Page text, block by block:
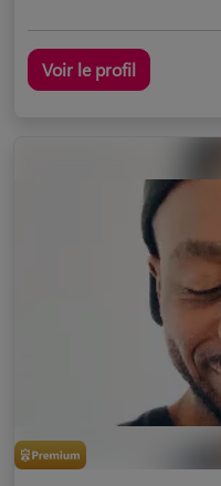
Voir le profil